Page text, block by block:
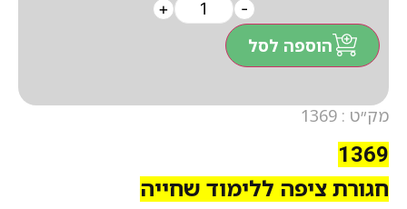
מק״ט : 1369
1369
חגורת ציפה ללימוד שחייה
-
+
הוספה לסל